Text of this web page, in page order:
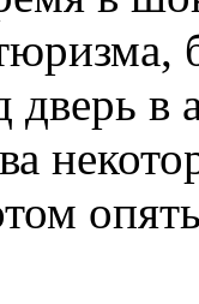
дверь в